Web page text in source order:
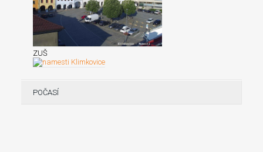
ZUŠ
POČASÍ